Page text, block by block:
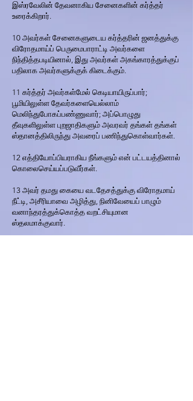
இஸ்ரவேலின் தேவனாகிய சேனைகளின் கர்த்தர்
உரைக்கிறார்.
10 அவர்கள் சேனைகளுடைய கர்த்தரின் ஜனத்துக்கு
விரோதமாய்ப் பெருமைபாராட்டி அவர்களை
நிந்தித்தபடியினால், இது அவர்கள் அகங்காரத்துக்குப்
பதிலாக அவர்களுக்குக் கிடைக்கும்.
11 கர்த்தர் அவர்கள்மேல் கெடியாயிருப்பார்;
பூமியிலுள்ள தேவர்களையெல்லாம்
மெலிந்துபோகப்பண்ணுவார்; அப்பொழுது
தீவுகளிலுள்ள புறஜாதிகளும் அவரவர் தங்கள் தங்கள்
ஸ்தானத்திலிருந்து அவரைப் பணிந்துகொள்வார்கள்.
12 எத்தியோப்பியராகிய நீங்களும் என் பட்டயத்தினால்
கொலைசெய்யப்படுவீர்கள்.
13 அவர் தமது கையை வடதேசத்துக்கு விரோதமாய்
நீட்டி, அசீரியாவை அழித்து, நினிவேயைப் பாழும்
வனாந்தரத்துக்கொத்த வறட்சியுமான
ஸ்தலமாக்குவார்.